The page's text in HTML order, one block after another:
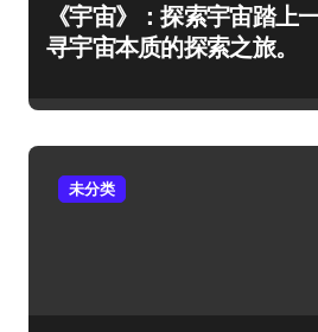
《宇宙》：探索宇宙踏上
寻宇宙本质的探索之旅。
未分类